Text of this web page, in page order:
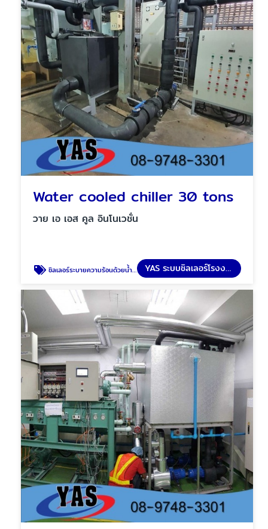
Water cooled chiller 30 tons
วาย เอ เอส คูล อินโนเวชั่น
ชิลเลอร์ระบายความร้อนด้วยน้ำ 30 ตัน YAS ระบบชิลเลอร์โรงงาน